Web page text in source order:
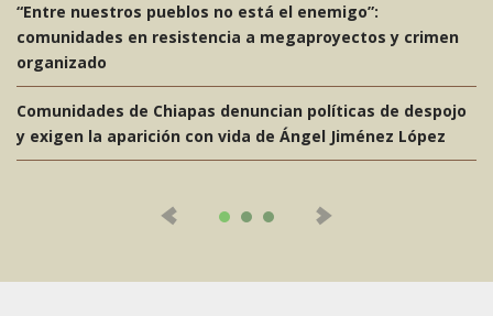
“Entre nuestros pueblos no está el enemigo”:
comunidades en resistencia a megaproyectos y crimen
organizado
Comunidades de Chiapas denuncian políticas de despojo
y exigen la aparición con vida de Ángel Jiménez López
economía y medioambiente en Topolobampo: ReNaCER
la entrega de apoyos